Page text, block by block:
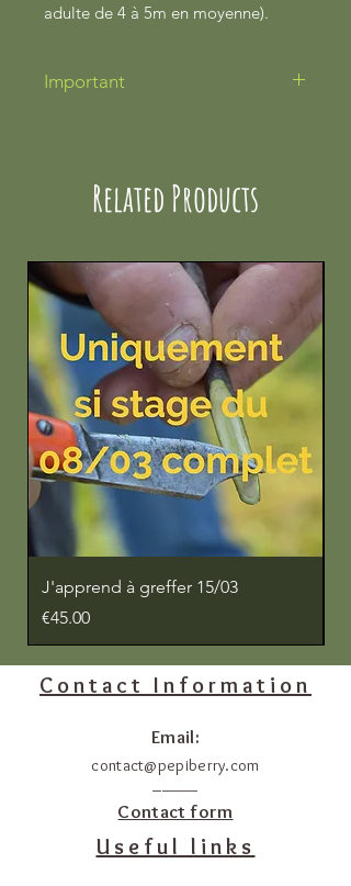
adulte de 4 à 5m en moyenne).
Important
(Lorsque la plante sera au repos
végétatif)Related Products
J'apprend à greffer 15/03
Price
€45.00
Contact Information
Email:
contact@pepiberry.com
Contact form
Useful links